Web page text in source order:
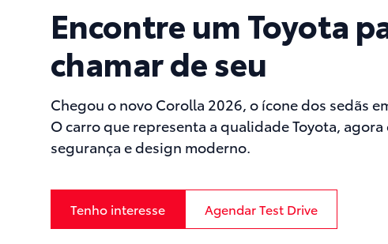
Encontre um Toyota
chamar de seu
Chegou o novo Corolla 2026, o ícone dos sedãs
O carro que representa a qualidade Toyota,
segurança e design moderno.
Tenho interesse Agendar Test Drive